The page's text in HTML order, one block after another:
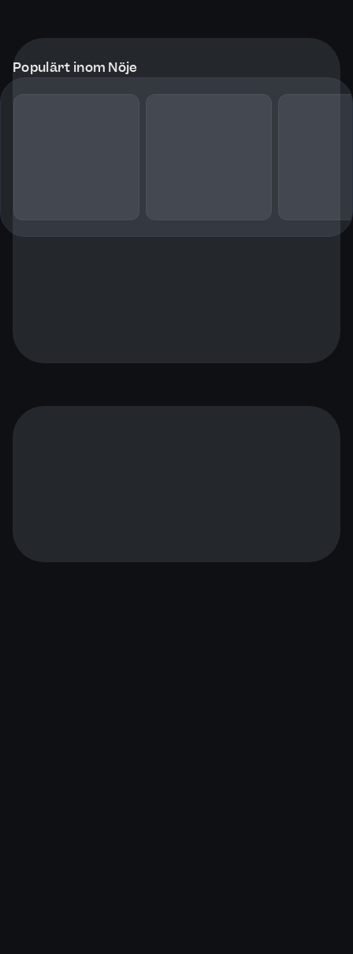
Populärt inom Nöje